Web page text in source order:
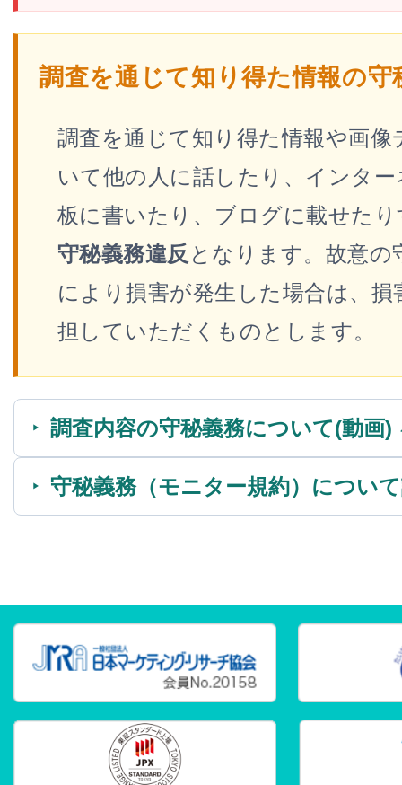
調査を通じて知り得た情報の守
調査を通じて知り得た情報や画像
いて他の人に話したり、インタ
板に書いたり、ブログに載せた
守秘義務違反 となります。故意の
により損害が発生した場合は、損
担していただくものとします。
調査内容の守秘義務について(動画)
守秘義務（モニター規約）につい